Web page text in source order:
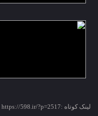
لینک کوتاه :https://598.ir/?p=2517